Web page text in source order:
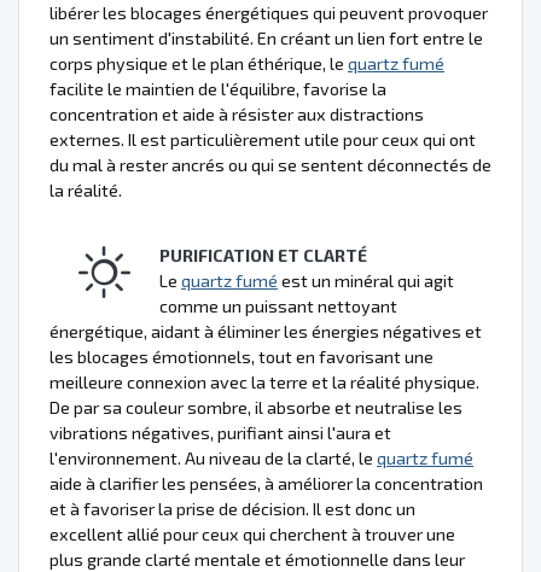
libérer les blocages énergétiques qui peuvent provoquer
un sentiment d'instabilité. En créant un lien fort entre le
corps physique et le plan éthérique, le quartz fumé
facilite le maintien de l'équilibre, favorise la
concentration et aide à résister aux distractions
externes. Il est particulièrement utile pour ceux qui ont
du mal à rester ancrés ou qui se sentent déconnectés de
la réalité.
PURIFICATION ET CLARTÉ
Le quartz fumé est un minéral qui agit
comme un puissant nettoyant
énergétique, aidant à éliminer les énergies négatives et
les blocages émotionnels, tout en favorisant une
meilleure connexion avec la terre et la réalité physique.
De par sa couleur sombre, il absorbe et neutralise les
vibrations négatives, purifiant ainsi l'aura et
l'environnement. Au niveau de la clarté, le quartz fumé
aide à clarifier les pensées, à améliorer la concentration
et à favoriser la prise de décision. Il est donc un
excellent allié pour ceux qui cherchent à trouver une
plus grande clarté mentale et émotionnelle dans leur